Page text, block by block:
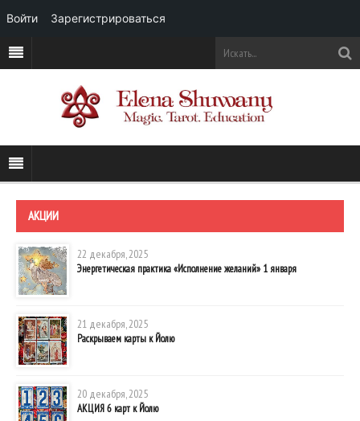
АКЦИИ
22 декабря, 2025
Энергетическая практика «Исполнение желаний» 1 января
21 декабря, 2025
Раскрываем карты к Йолю
20 декабря, 2025
АКЦИЯ 6 карт к Йолю
Войти Зарегистрироваться